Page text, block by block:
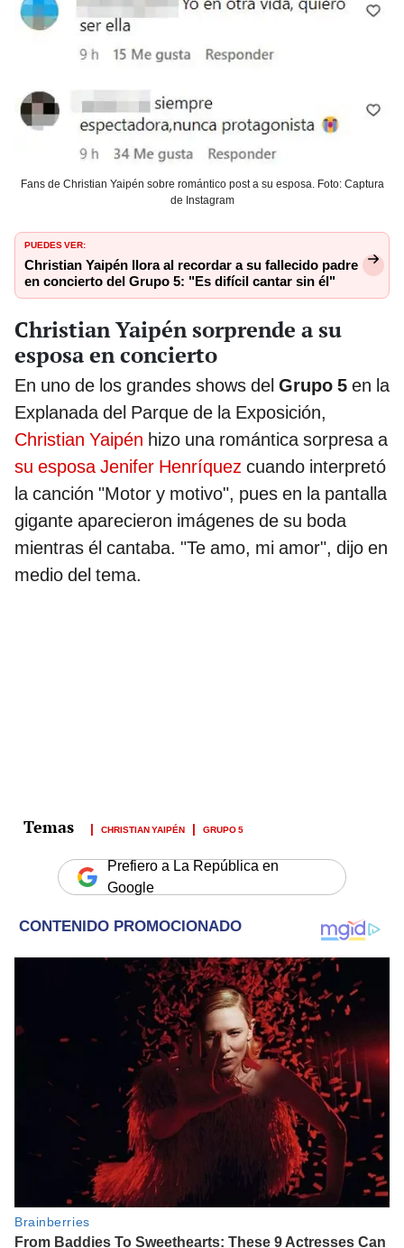
Fans de Christian Yaipén sobre romántico post a su esposa. Foto: Captura
de Instagram
PUEDES VER:
Christian Yaipén llora al recordar a su fallecido padre
en concierto del Grupo 5: "Es difícil cantar sin él"
Christian Yaipén sorprende a su
esposa en concierto
En uno de los grandes shows del Grupo 5 en la
Explanada del Parque de la Exposición,
Christian Yaipén hizo una romántica sorpresa a
su esposa Jenifer Henríquez cuando interpretó
la canción "Motor y motivo", pues en la pantalla
gigante aparecieron imágenes de su boda
mientras él cantaba. "Te amo, mi amor", dijo en
medio del tema.
CHRISTIAN YAIPÉN GRUPO 5
Prefiero a La República en
Google